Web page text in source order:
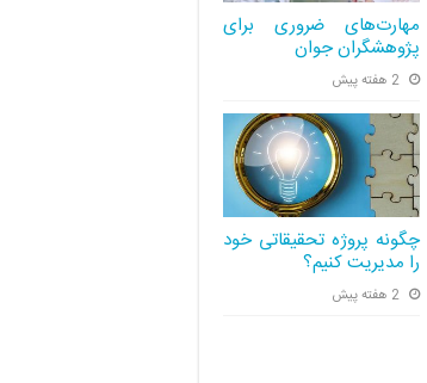
مهارت‌های ضروری برای
پژوهشگران جوان
2 هفته پیش
چگونه پروژه تحقیقاتی خود
را مدیریت کنیم؟
2 هفته پیش